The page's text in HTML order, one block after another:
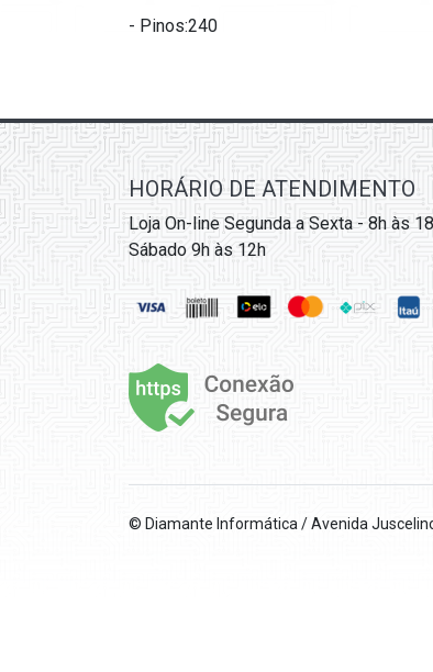
- Pinos:240
HORÁRIO DE ATENDIMENTO
Loja On-line Segunda a Sexta - 8h às
Sábado 9h às 12h
© Diamante Informática / Avenida